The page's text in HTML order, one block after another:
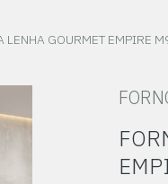
GOURMET EMPIRE